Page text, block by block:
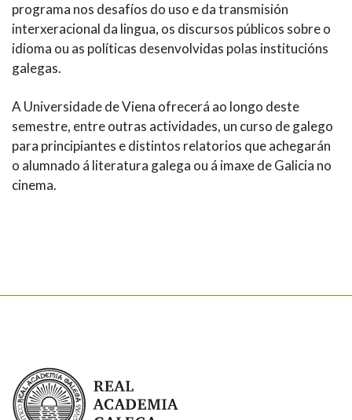
programa nos desafíos do uso e da transmisión
interxeracional da lingua, os discursos públicos sobre o
idioma ou as políticas desenvolvidas polas institucións
galegas.
A Universidade de Viena ofrecerá ao longo deste
semestre, entre outras actividades, un curso de galego
para principiantes e distintos relatorios que achegarán
o alumnado á literatura galega ou á imaxe de Galicia no
cinema.
Real Academia Galega